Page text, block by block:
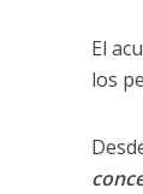
El
los